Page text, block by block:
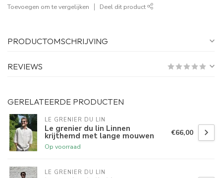
Toevoegen om te vergelijken Deel dit product
PRODUCTOMSCHRIJVING
REVIEWS
GERELATEERDE PRODUCTEN
LE GRENIER DU LIN
Le grenier du lin Linnen
krijthemd met lange mouwen
Op voorraad
€66,00
LE GRENIER DU LIN